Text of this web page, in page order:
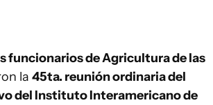
funcionarios de Agricultura de las
la 45ta. reunión ordinaria del
del Instituto Interamericano de